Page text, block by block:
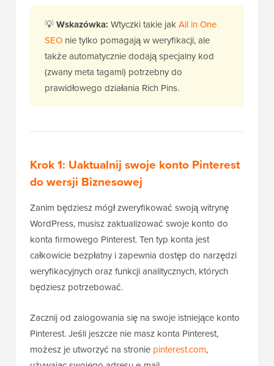
💡Wskazówka: Wtyczki takie jakAll in One
SEO nie tylko pomagają w weryfikacji, ale
także automatycznie dodają specjalny kod
(zwany meta tagami) potrzebny do
prawidłowego działania Rich Pins.
Krok 1: Uaktualnij swoje konto Pinterest
do wersji Biznesowej
Zanim będziesz mógł zweryfikować swoją witrynę
WordPress, musisz zaktualizować swoje konto do
konta firmowego Pinterest. Ten typ konta jest
całkowicie bezpłatny i zapewnia dostęp do narzędzi
weryfikacyjnych oraz funkcji analitycznych, których
będziesz potrzebować.
Zacznij od zalogowania się na swoje istniejące konto
Pinterest. Jeśli jeszcze nie masz konta Pinterest,
możesz je utworzyć na stronie pinterest.com,